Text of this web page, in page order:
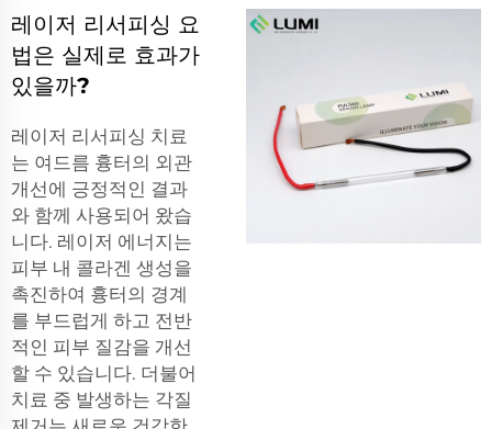
레이저 리서피싱 요
법은 실제로 효과가
있을까?
레이저 리서피싱 치료
는 여드름 흉터의 외관
개선에 긍정적인 결과
와 함께 사용되어 왔습
니다. 레이저 에너지는
피부 내 콜라겐 생성을
촉진하여 흉터의 경계
를 부드럽게 하고 전반
적인 피부 질감을 개선
할 수 있습니다. 더불어
치료 중 발생하는 각질